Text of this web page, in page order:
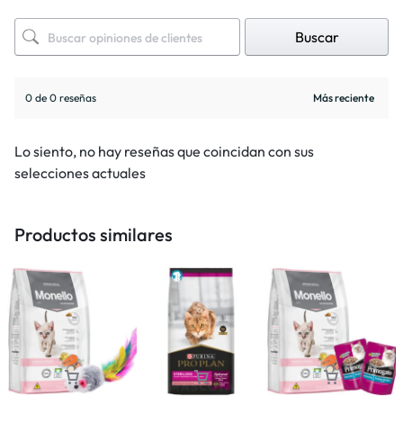
Buscar
0 de 0 reseñas
Lo siento, no hay reseñas que coincidan con sus
selecciones actuales
Productos similares